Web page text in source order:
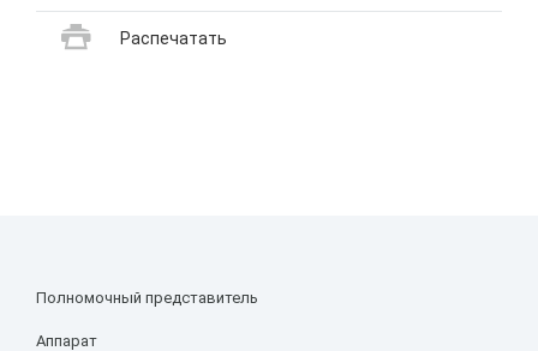
Распечатать
Полномочный представитель
Аппарат